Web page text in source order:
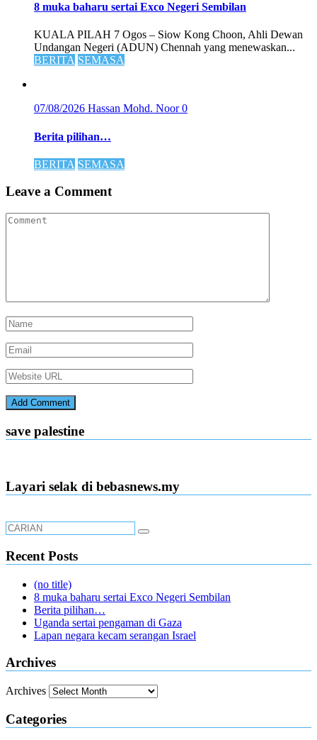
8 muka baharu sertai Exco Negeri Sembilan
KUALA PILAH 7 Ogos – Siow Kong Choon, Ahli Dewan
Undangan Negeri (ADUN) Chennah yang menewaskan...
BERITA SEMASA
07/08/2026 Hassan Mohd. Noor0
Berita pilihan…
BERITA SEMASA
Leave a Comment
save palestine
Layari selak di bebasnews.my
Recent Posts
(no title)
8 muka baharu sertai Exco Negeri Sembilan
Berita pilihan…
Uganda sertai pengaman di Gaza
Lapan negara kecam serangan Israel
Archives
Archives
Categories